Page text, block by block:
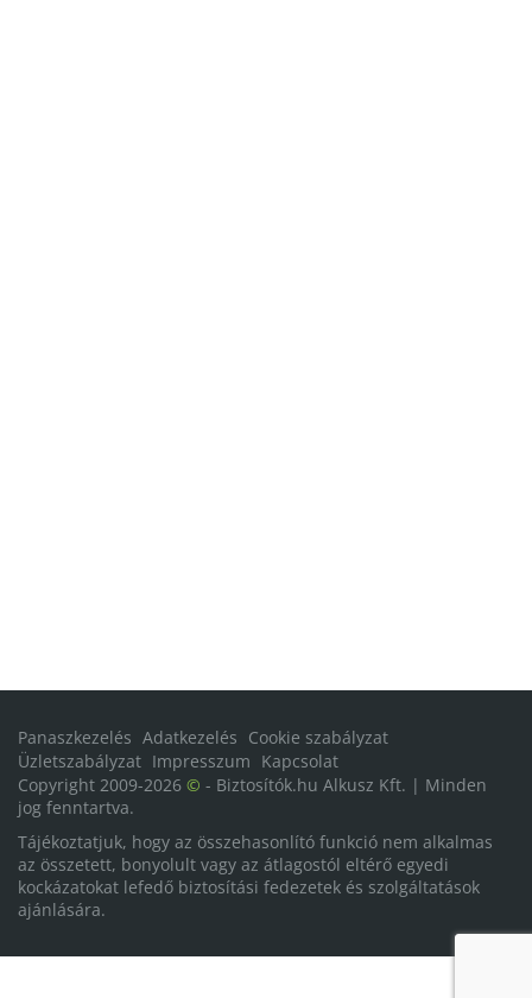
Panaszkezelés Adatkezelés Cookie szabályzat
Üzletszabályzat Impresszum Kapcsolat
Copyright 2009-2026 © - Biztosítók.hu Alkusz Kft. | Minden
jog fenntartva.
Tájékoztatjuk, hogy az összehasonlító funkció nem alkalmas
az összetett, bonyolult vagy az átlagostól eltérő egyedi
kockázatokat lefedő biztosítási fedezetek és szolgáltatások
ajánlására.